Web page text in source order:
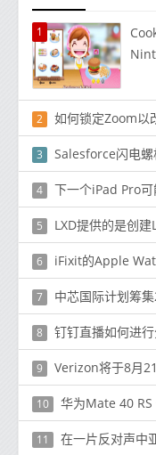
1
2 如何锁定Zoom以
3 Salesforce闪电
4 下一个iPad Pro
5 LXD提供的是创
6 iFixit的Apple
7 中芯国际计划筹集28
8 钉钉直播如何进行
9 Verizon将于8月
10 华为Mate 40
11 在一片反对声中亚